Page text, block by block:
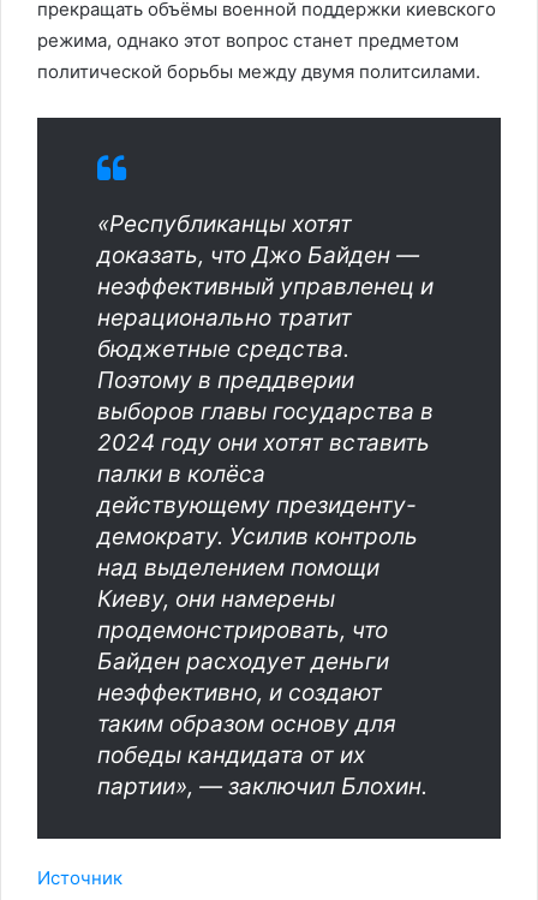
прекращать объёмы военной поддержки киевского
режима, однако этот вопрос станет предметом
политической борьбы между двумя политсилами.
«Республиканцы хотят
доказать, что Джо Байден —
неэффективный управленец и
нерационально тратит
бюджетные средства.
Поэтому в преддверии
выборов главы государства в
2024 году они хотят вставить
палки в колёса
действующему президенту-
демократу. Усилив контроль
над выделением помощи
Киеву, они намерены
продемонстрировать, что
Байден расходует деньги
неэффективно, и создают
таким образом основу для
победы кандидата от их
партии», — заключил Блохин.
Источник